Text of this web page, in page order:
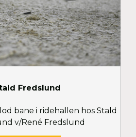
Fredslund
bane i ridehallen hos Stald
v/René Fredslund